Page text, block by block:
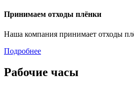
Принимаем отходы плёнки
Наша компания принимает отходы
Подробнее
Рабочие часы